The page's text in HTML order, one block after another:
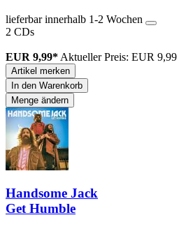
lieferbar innerhalb 1-2 Wochen
2 CDs
EUR 9,99* Aktueller Preis: EUR 9,99
Artikel merken
In den Warenkorb
Menge ändern
Handsome Jack
Get Humble